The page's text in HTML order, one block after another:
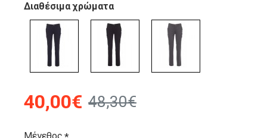
40,00€ 48,30€
Διαθέσιμα χρώματα